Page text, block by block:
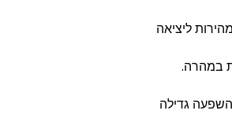
ליציאה
במהרה.
גדילה